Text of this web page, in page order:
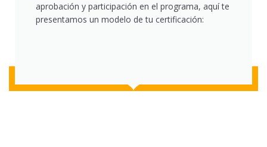
aprobación y participación en el programa, aquí te
presentamos un modelo de tu certificación: